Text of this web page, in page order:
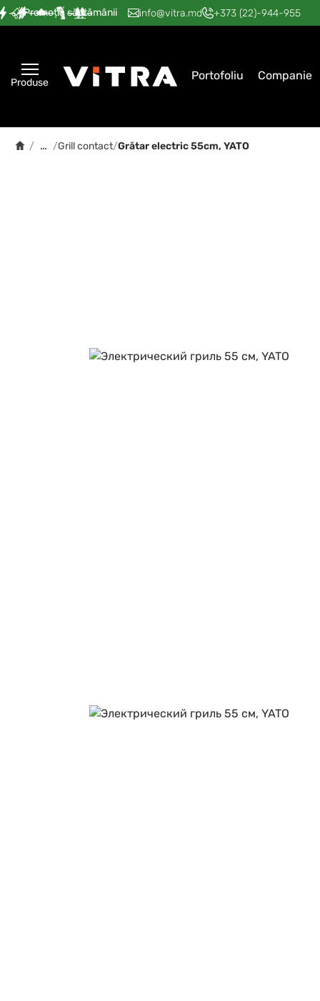
Promoția săptămânii
— — — — — info@vitra.md +373 (22)-944-955
Produse Portofoliu Companie
/ … /Grill contact/Grătar electric 55cm, YATO